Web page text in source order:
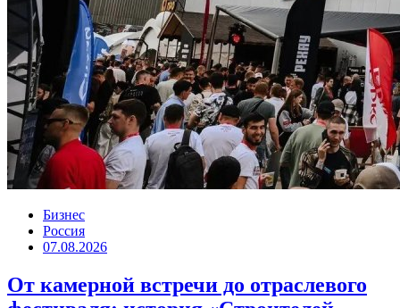
Бизнес
Россия
07.08.2026
От камерной встречи до отраслевого